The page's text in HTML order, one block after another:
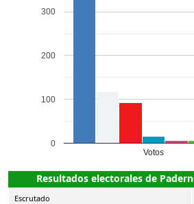
Votos
0
100
200
300
Resultados electorales de
Escrutado